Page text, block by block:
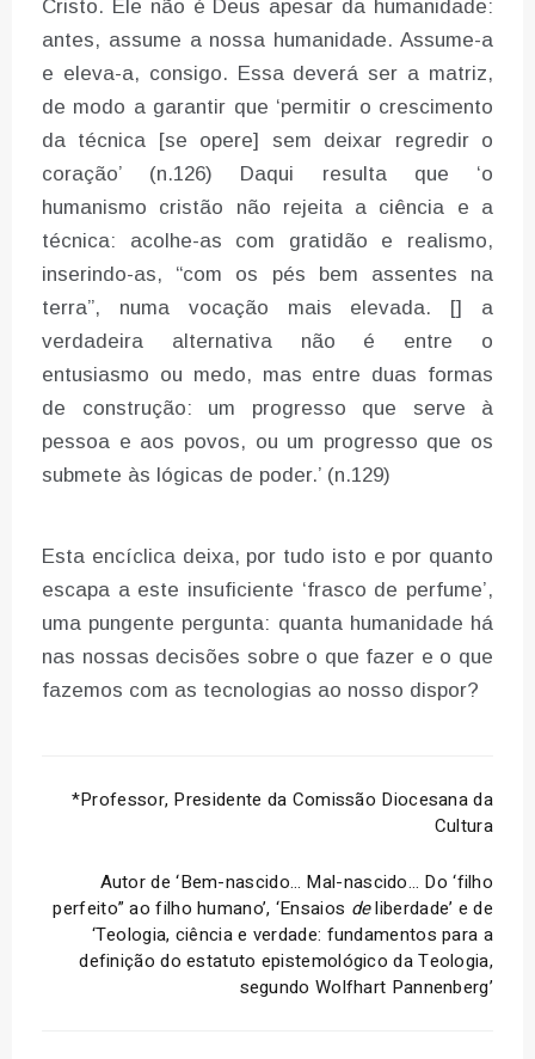
Cristo. Ele não é Deus apesar da humanidade:
antes, assume a nossa humanidade. Assume-a
e eleva-a, consigo. Essa deverá ser a matriz,
de modo a garantir que ‘permitir o crescimento
da técnica [se opere] sem deixar regredir o
coração’ (n.126) Daqui resulta que ‘o
humanismo cristão não rejeita a ciência e a
técnica: acolhe-as com gratidão e realismo,
inserindo-as, “com os pés bem assentes na
terra”, numa vocação mais elevada. [] a
verdadeira alternativa não é entre o
entusiasmo ou medo, mas entre duas formas
de construção: um progresso que serve à
pessoa e aos povos, ou um progresso que os
submete às lógicas de poder.’ (n.129)
Esta encíclica deixa, por tudo isto e por quanto
escapa a este insuficiente ‘frasco de perfume’,
uma pungente pergunta: quanta humanidade há
nas nossas decisões sobre o que fazer e o que
fazemos com as tecnologias ao nosso dispor?
*Professor, Presidente da Comissão Diocesana da
Cultura
Autor de ‘Bem-nascido… Mal-nascido… Do ‘filho
perfeito” ao filho humano’, ‘Ensaios deliberdade’ e de
‘Teologia, ciência e verdade: fundamentos para a
definição do estatuto epistemológico da Teologia,
segundo Wolfhart Pannenberg’